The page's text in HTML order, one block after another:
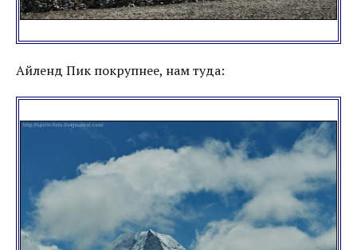
Айленд Пик покрупнее, нам туда: